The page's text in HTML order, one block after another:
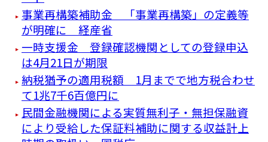
事業再構築補助金 「事業再構築」の定義等
が明確に 経産省
一時支援金 登録確認機関としての登録申込
は4月21日が期限
納税猶予の適用税額 1月までで地方税合わせ
て1兆7千6百億円に
民間金融機関による実質無利子・無担保融資
により受給した保証料補助に関する収益計上